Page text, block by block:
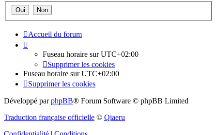
Accueil du forum
Fuseau horaire surUTC+02:00
Supprimer les cookies
Fuseau horaire surUTC+02:00
Supprimer les cookies
Développé parphpBB® Forum Software © phpBB Limited
Traduction française officielle © Qiaeru